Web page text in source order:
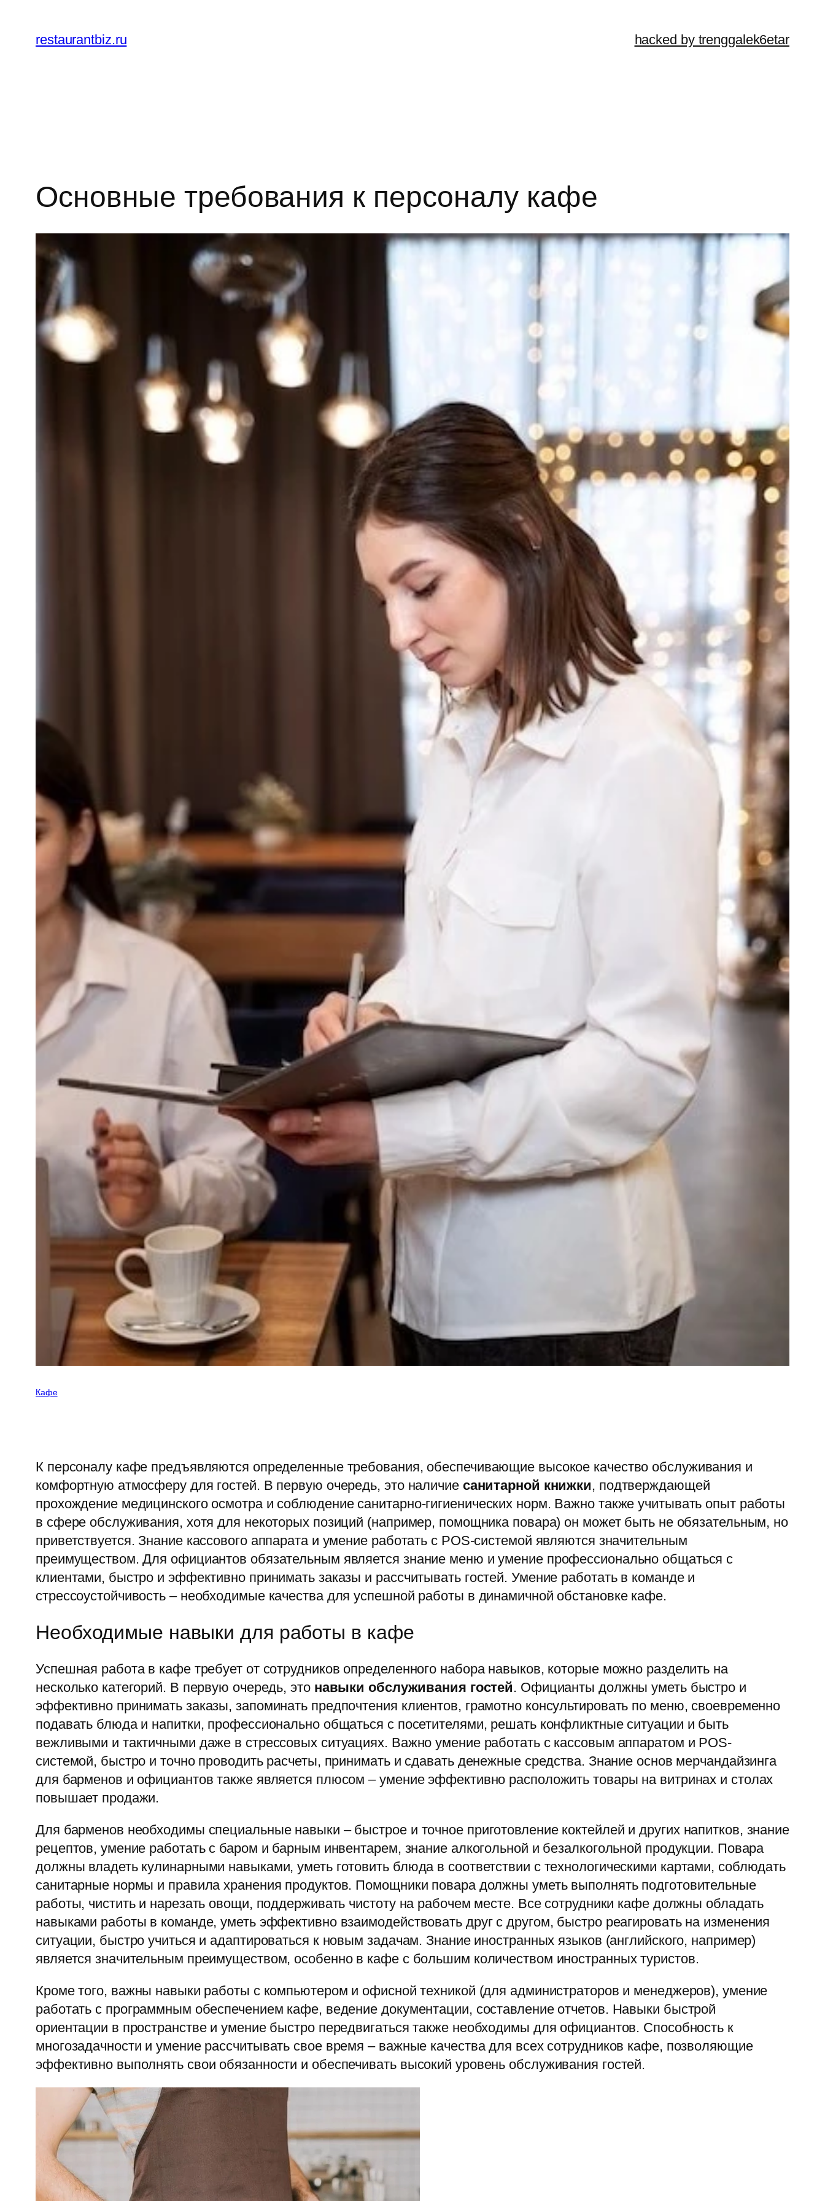
содержимому
restaurantbiz.ru hacked by trenggalek6etar
Основные требования к персоналу кафе
Кафе
К персоналу кафе предъявляются определенные требования, обеспечивающие высокое качество обслуживания и
комфортную атмосферу для гостей. В первую очередь, это наличие санитарной книжки, подтверждающей
прохождение медицинского осмотра и соблюдение санитарно-гигиенических норм. Важно также учитывать опыт работы
в сфере обслуживания, хотя для некоторых позиций (например, помощника повара) он может быть не обязательным, но
приветствуется. Знание кассового аппарата и умение работать с POS-системой являются значительным
преимуществом. Для официантов обязательным является знание меню и умение профессионально общаться с
клиентами, быстро и эффективно принимать заказы и рассчитывать гостей. Умение работать в команде и
стрессоустойчивость – необходимые качества для успешной работы в динамичной обстановке кафе.
Необходимые навыки для работы в кафе
Успешная работа в кафе требует от сотрудников определенного набора навыков, которые можно разделить на
несколько категорий. В первую очередь, это навыки обслуживания гостей. Официанты должны уметь быстро и
эффективно принимать заказы, запоминать предпочтения клиентов, грамотно консультировать по меню, своевременно
подавать блюда и напитки, профессионально общаться с посетителями, решать конфликтные ситуации и быть
вежливыми и тактичными даже в стрессовых ситуациях. Важно умение работать с кассовым аппаратом и POS-
системой, быстро и точно проводить расчеты, принимать и сдавать денежные средства. Знание основ мерчандайзинга
для барменов и официантов также является плюсом – умение эффективно расположить товары на витринах и столах
повышает продажи.
Для барменов необходимы специальные навыки – быстрое и точное приготовление коктейлей и других напитков, знание
рецептов, умение работать с баром и барным инвентарем, знание алкогольной и безалкогольной продукции. Повара
должны владеть кулинарными навыками, уметь готовить блюда в соответствии с технологическими картами, соблюдать
санитарные нормы и правила хранения продуктов. Помощники повара должны уметь выполнять подготовительные
работы, чистить и нарезать овощи, поддерживать чистоту на рабочем месте. Все сотрудники кафе должны обладать
навыками работы в команде, уметь эффективно взаимодействовать друг с другом, быстро реагировать на изменения
ситуации, быстро учиться и адаптироваться к новым задачам. Знание иностранных языков (английского, например)
является значительным преимуществом, особенно в кафе с большим количеством иностранных туристов.
Кроме того, важны навыки работы с компьютером и офисной техникой (для администраторов и менеджеров), умение
работать с программным обеспечением кафе, ведение документации, составление отчетов. Навыки быстрой
ориентации в пространстве и умение быстро передвигаться также необходимы для официантов. Способность к
многозадачности и умение рассчитывать свое время – важные качества для всех сотрудников кафе, позволяющие
эффективно выполнять свои обязанности и обеспечивать высокий уровень обслуживания гостей.